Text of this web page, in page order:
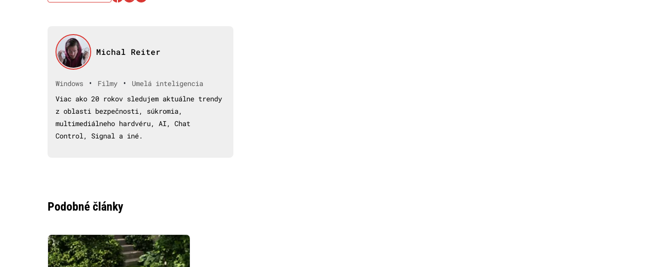
Michal Reiter
Windows • Filmy •
Umelá inteligencia
Viac ako 20 rokov sledujem aktuálne trendy
z oblasti bezpečnosti, súkromia,
multimediálneho hardvéru, AI, Chat
Control, Signal a iné.
Podobné články